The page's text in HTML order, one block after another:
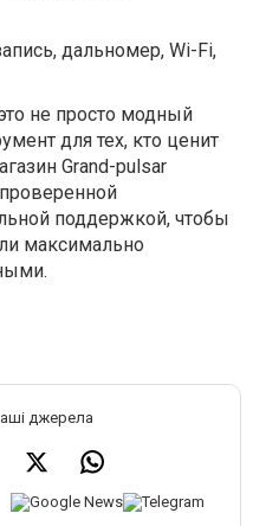
дальномер, Wi-Fi,
не просто модный
для тех, кто ценит
Grand-pulsar
поддержкой, чтобы
максимально
джерела